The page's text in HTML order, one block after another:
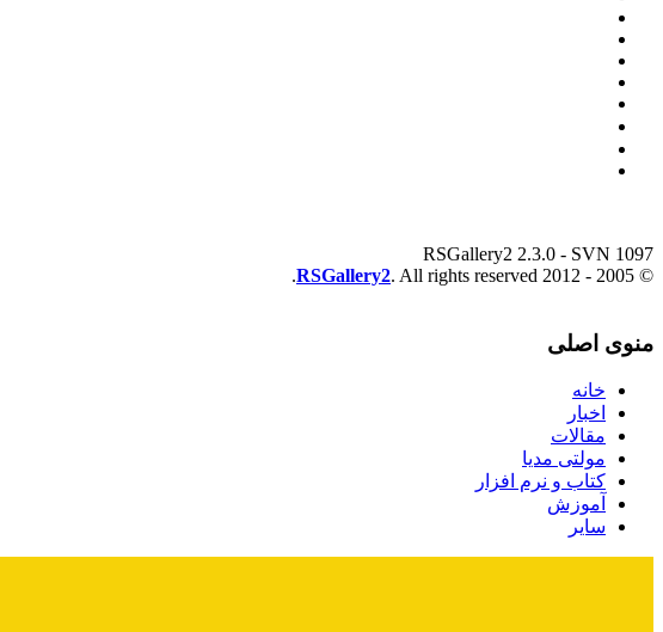
RSGallery2 2.3.0 - SVN 1097
© 2005 - 2012
RSGallery2. All rights reserved.
منوی اصلی
خانه
اخبار
مقالات
مولتی مدیا
کتاب و نرم افزار
آموزش
سایر